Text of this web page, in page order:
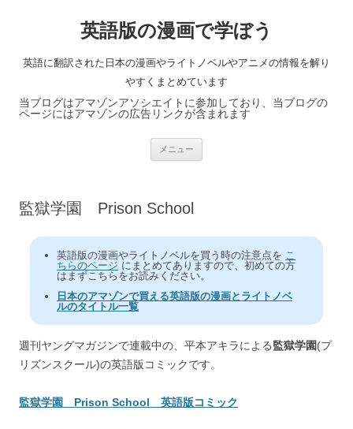
英語版の漫画で学ぼう
英語に翻訳された日本の漫画やライトノベルやアニメの情報を解り
やすくまとめています
当ブログはアマゾンアソシエイトに参加しており、当ブログの
ページにはアマゾンの広告リンクが含まれます
メニュー
監獄学園 Prison School
英語版の漫画やライトノベルを買う時の注意点を こ
ちらのページ にまとめてありますので、初めての方
はまずこちらをお読みください。
日本のアマゾンで買える英語版の漫画とライトノベ
ルのタイトル一覧
週刊ヤングマガジンで連載中の、平本アキラによる監獄学園(プ
リズンスクール)の英語版コミックです。
監獄学園 Prison School 英語版コミック